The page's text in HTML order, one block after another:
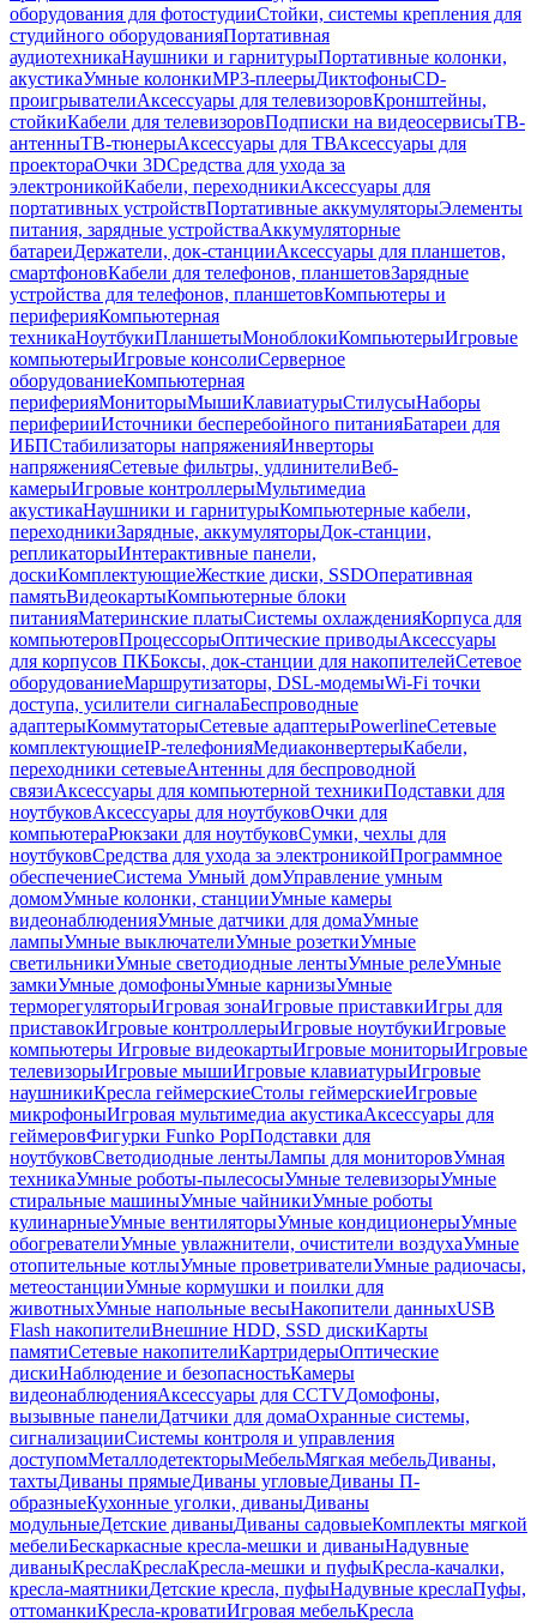
оборудования для фотостудииСтойки, системы крепления для
студийного оборудованияПортативная
аудиотехникаНаушники и гарнитурыПортативные колонки,
акустикаУмные колонкиMP3-плеерыДиктофоныCD-
проигрывателиАксессуары для телевизоровКронштейны,
стойкиКабели для телевизоровПодписки на видеосервисыТВ-
антенныТВ-тюнерыАксессуары для ТВАксессуары для
проектораОчки 3DСредства для ухода за
электроникойКабели, переходникиАксессуары для
портативных устройствПортативные аккумуляторыЭлементы
питания, зарядные устройстваАккумуляторные
батареиДержатели, док-станцииАксессуары для планшетов,
смартфоновКабели для телефонов, планшетовЗарядные
устройства для телефонов, планшетовКомпьютеры и
периферияКомпьютерная
техникаНоутбукиПланшетыМоноблокиКомпьютерыИгровые
компьютерыИгровые консолиСерверное
оборудованиеКомпьютерная
периферияМониторыМышиКлавиатурыСтилусыНаборы
периферииИсточники бесперебойного питанияБатареи для
ИБПСтабилизаторы напряженияИнверторы
напряженияСетевые фильтры, удлинителиВеб-
камерыИгровые контроллерыМультимедиа
акустикаНаушники и гарнитурыКомпьютерные кабели,
переходникиЗарядные, аккумуляторыДок-станции,
репликаторыИнтерактивные панели,
доскиКомплектующиеЖесткие диски, SSDОперативная
памятьВидеокартыКомпьютерные блоки
питанияМатеринские платыСистемы охлажденияКорпуса для
компьютеровПроцессорыОптические приводыАксессуары
для корпусов ПКБоксы, док-станции для накопителейСетевое
оборудованиеМаршрутизаторы, DSL-модемыWi-Fi точки
доступа, усилители сигналаБеспроводные
адаптерыКоммутаторыСетевые адаптерыPowerlineСетевые
комплектующиеIP-телефонияМедиаконвертерыКабели,
переходники сетевыеАнтенны для беспроводной
связиАксессуары для компьютерной техникиПодставки для
ноутбуковАксессуары для ноутбуковОчки для
компьютераРюкзаки для ноутбуковСумки, чехлы для
ноутбуковСредства для ухода за электроникойПрограммное
обеспечениеСистема Умный домУправление умным
домомУмные колонки, станцииУмные камеры
видеонаблюденияУмные датчики для домаУмные
лампыУмные выключателиУмные розеткиУмные
светильникиУмные светодиодные лентыУмные релеУмные
замкиУмные домофоныУмные карнизыУмные
терморегуляторыИгровая зонаИгровые приставкиИгры для
приставокИгровые контроллерыИгровые ноутбукиИгровые
компьютеры Игровые видеокартыИгровые мониторыИгровые
телевизорыИгровые мышиИгровые клавиатурыИгровые
наушникиКресла геймерскиеСтолы геймерскиеИгровые
микрофоныИгровая мультимедиа акустикаАксессуары для
геймеровФигурки Funko PopПодставки для
ноутбуковСветодиодные лентыЛампы для мониторовУмная
техникаУмные роботы-пылесосыУмные телевизорыУмные
стиральные машиныУмные чайникиУмные роботы
кулинарныеУмные вентиляторыУмные кондиционерыУмные
обогревателиУмные увлажнители, очистители воздухаУмные
отопительные котлыУмные проветривателиУмные радиочасы,
метеостанцииУмные кормушки и поилки для
животныхУмные напольные весыНакопители данныхUSB
Flash накопителиВнешние HDD, SSD дискиКарты
памятиСетевые накопителиКартридерыОптические
дискиНаблюдение и безопасностьКамеры
видеонаблюденияАксессуары для CCTVДомофоны,
вызывные панелиДатчики для домаОхранные системы,
сигнализацииСистемы контроля и управления
доступомМеталлодетекторыМебельМягкая мебельДиваны,
тахтыДиваны прямыеДиваны угловыеДиваны П-
образныеКухонные уголки, диваныДиваны
модульныеДетские диваныДиваны садовыеКомплекты мягкой
мебелиБескаркасные кресла-мешки и диваныНадувные
диваныКреслаКреслаКресла-мешки и пуфыКресла-качалки,
кресла-маятникиДетские кресла, пуфыНадувные креслаПуфы,
оттоманкиКресла-кроватиИгровая мебельКресла